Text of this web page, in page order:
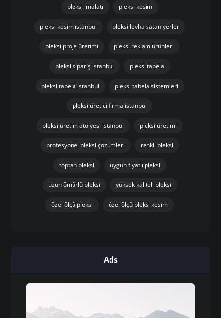
pleksi imalatı pleksi kesim
pleksi kesim istanbul pleksi levha satan yerler
pleksi proje üretimi pleksi reklam ürünleri
pleksi sipariş istanbul pleksi tabela
pleksi tabela istanbul pleksi tabela sistemleri
pleksi üretici firma istanbul
pleksi üretim atölyesi istanbul pleksi üretimi
profesyonel pleksi çözümleri renkli pleksi
toptan pleksi uygun fiyatlı pleksi
uzun ömürlü pleksi yüksek kaliteli pleksi
özel ölçü pleksi özel ölçü pleksi kesim
Ads